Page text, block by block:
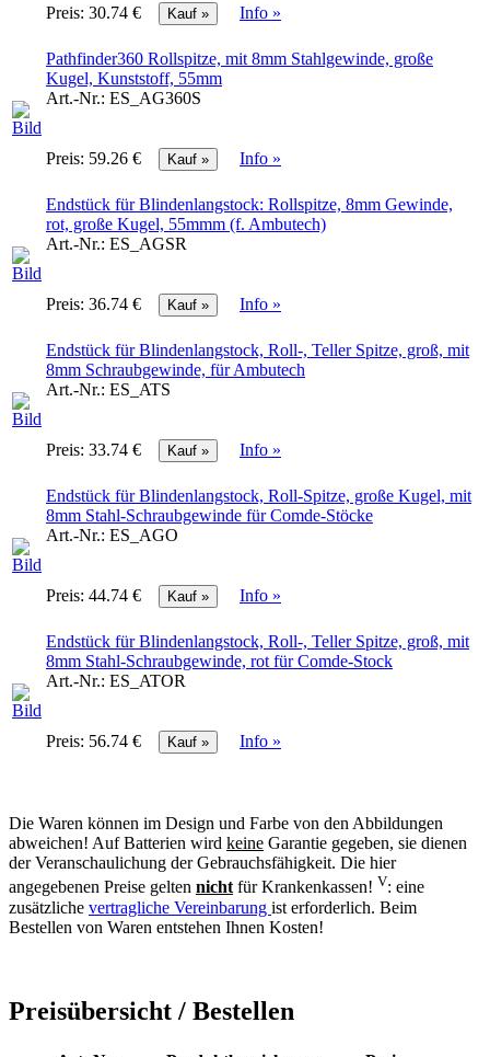
Preis: 30.74 € Info »
Pathfinder360 Rollspitze, mit 8mm Stahlgewinde, große
Kugel, Kunststoff, 55mm
Art.-Nr.: ES_AG360S
Preis: 59.26 € Info »
Endstück für Blindenlangstock: Rollspitze, 8mm Gewinde,
rot, große Kugel, 55mmm (f. Ambutech)
Art.-Nr.: ES_AGSR
Preis: 36.74 € Info »
Endstück für Blindenlangstock, Roll-, Teller Spitze, groß, mit
8mm Schraubgewinde, für Ambutech
Art.-Nr.: ES_ATS
Preis: 33.74 € Info »
Endstück für Blindenlangstock, Roll-Spitze, große Kugel, mit
8mm Stahl-Schraubgewinde für Comde-Stöcke
Art.-Nr.: ES_AGO
Preis: 44.74 € Info »
Endstück für Blindenlangstock, Roll-, Teller Spitze, groß, mit
8mm Stahl-Schraubgewinde, rot für Comde-Stock
Art.-Nr.: ES_ATOR
Preis: 56.74 € Info »
Die Waren können im Design und Farbe von den Abbildungen
abweichen! Auf Batterien wird keine Garantie gegeben, sie dienen
der Veranschaulichung der Gebrauchsfähigkeit. Die hier
angegebenen Preise gelten nichtfür Krankenkassen! V: eine
zusätzliche vertragliche Vereinbarung ist erforderlich. Beim
Bestellen von Waren entstehen Ihnen Kosten!
Preisübersicht / Bestellen